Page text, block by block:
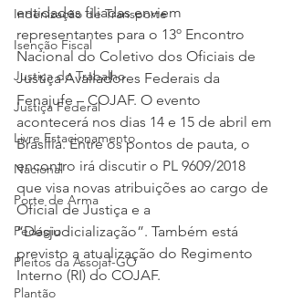
Indenização de Transporte
Isenção Fiscal
Justiça do Trabalho
Justiça Federal
Livre Estacionamento
Nacional
Porte de Arma
Pedágio
Pleitos da Assojaf-GO
Plantão
entidades filiadas enviem
representantes para o 13º Encontro
Nacional do Coletivo dos Oficiais de
Justiça Avaliadores Federais da
Fenajufe – COJAF. O evento
acontecerá nos dias 14 e 15 de abril em
Brasília. Entre os pontos de pauta, o
encontro irá discutir o PL 9609/2018
que visa novas atribuições ao cargo de
Oficial de Justiça e a
“Desjudicialização”. Também está
previsto a atualização do Regimento
Interno (RI) do COJAF.